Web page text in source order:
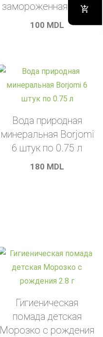
замороженная 300 г
100 MDL
Вода природная
минеральная Borjomi
6 штук по 0.75 л
180 MDL
Гигиеническая
помада детская
Морозко с рождения